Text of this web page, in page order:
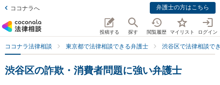
ココナラへ 弁護士の方はこちら
投稿する 探す 閲覧履歴 マイリスト ログイン
ココナラ法律相談 東京都で法律相談できる弁護士 渋谷区で法律相談で
渋谷区の詐欺・消費者問題に強い弁護士